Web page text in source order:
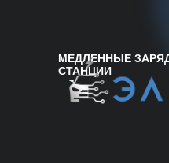
МЕДЛЕННЫЕ
СТАНЦИИ